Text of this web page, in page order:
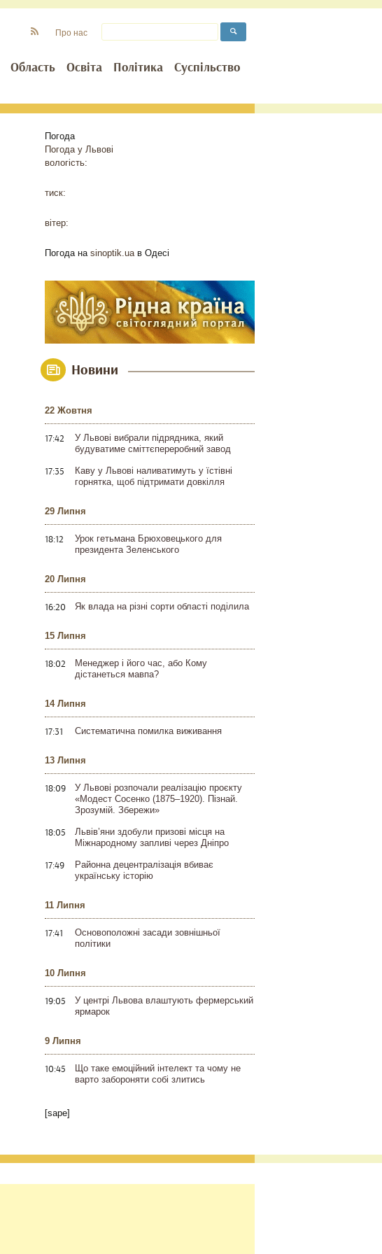
Область Освіта Політика Суспільство
Про нас
Погода
Погода у Львові
вологість:
тиск:
вітер:
Погода на sinoptik.uaв Одесі
Новини
22 Жовтня
17:42
У Львові вибрали підрядника, який
будуватиме сміттєпереробний завод
17:35
Каву у Львові наливатимуть у їстівні
горнятка, щоб підтримати довкілля
29 Липня
18:12
Урок гетьмана Брюховецького для
президента Зеленського
20 Липня
16:20 Як влада на різні сорти області поділила
15 Липня
18:02
Менеджер і його час, або Кому
дістанеться мавпа?
14 Липня
17:31 Систематична помилка виживання
13 Липня
18:09
У Львові розпочали реалізацію проєкту
«Модест Сосенко (1875–1920). Пізнай.
Зрозумій. Збережи»
18:05
Львів’яни здобули призові місця на
Міжнародному запливі через Дніпро
17:49
Районна децентралізація вбиває
українську історію
11 Липня
17:41
Основоположні засади зовнішньої
політики
10 Липня
19:05
У центрі Львова влаштують фермерський
ярмарок
9 Липня
10:45
Що таке емоційний інтелект та чому не
варто забороняти собі злитись
[sape]